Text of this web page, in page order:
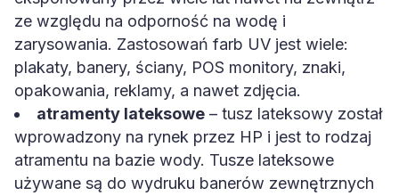
ze względu na odporność na wodę i
zarysowania. Zastosowań farb UV jest wiele:
plakaty, banery, ściany, POS monitory, znaki,
opakowania, reklamy, a nawet zdjęcia.
atramenty lateksowe – tusz lateksowy został
wprowadzony na rynek przez HP i jest to rodzaj
atramentu na bazie wody. Tusze lateksowe
używane są do wydruku banerów zewnętrznych